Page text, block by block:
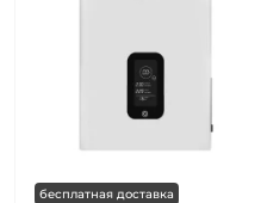
бесплатная доставка